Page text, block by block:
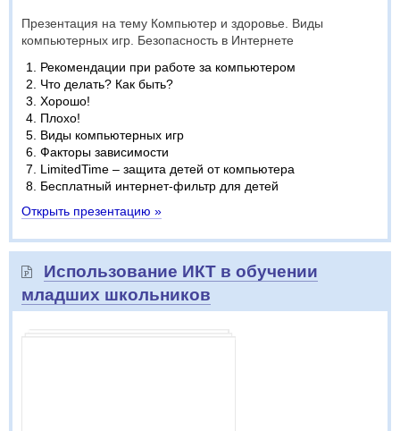
Презентация на тему Компьютер и здоровье. Виды
компьютерных игр. Безопасность в Интернете
Рекомендации при работе за компьютером
Что делать? Как быть?
Хорошо!
Плохо!
Виды компьютерных игр
Факторы зависимости
LimitedTime – защита детей от компьютера
Бесплатный интернет-фильтр для детей
Открыть презентацию »
Использование ИКТ в обучении
младших школьников